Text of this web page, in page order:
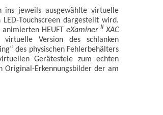
ins jeweils ausgewählte virtuelle
Touchscreen dargestellt wird.
animierten HEUFTeXaminerII XAC
Version des schlanken
des physischen Fehlerbehälters
Gerätestele zum echten
Original-Erkennungsbilder der am